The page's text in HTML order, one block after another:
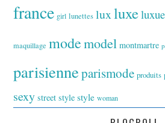
france girl lunettes luxluxe
maquillage modemodel montmartre
parisienneparismode produits
sexy street style style woman